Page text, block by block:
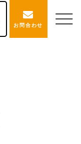
お問合わせ